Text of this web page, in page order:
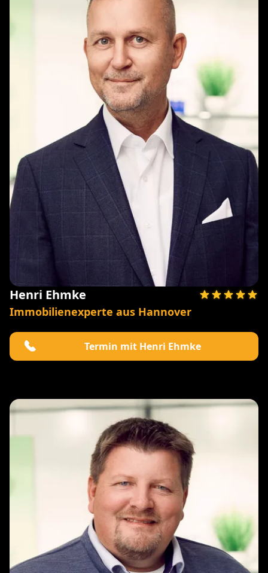
Henri Ehmke
Immobilienexperte aus Hannover
Termin mit Henri Ehmke